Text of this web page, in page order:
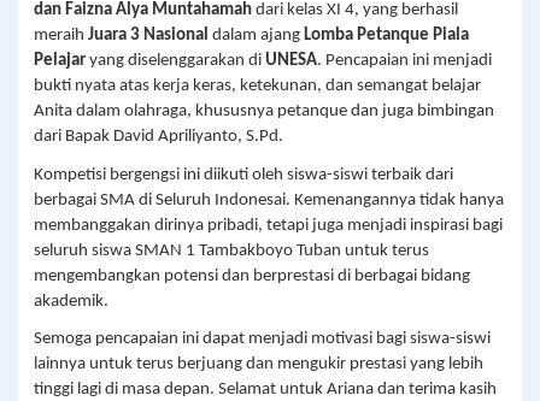
dan Faizna Alya Muntahamah dari kelas XI 4, yang berhasil
meraih Juara 3 Nasional dalam ajang Lomba Petanque Piala
Pelajar yang diselenggarakan di UNESA. Pencapaian ini menjadi
bukti nyata atas kerja keras, ketekunan, dan semangat belajar
Anita dalam olahraga, khususnya petanque dan juga bimbingan
dari Bapak David Apriliyanto, S.Pd.
Kompetisi bergengsi ini diikuti oleh siswa-siswi terbaik dari
berbagai SMA di Seluruh Indonesai. Kemenangannya tidak hanya
membanggakan dirinya pribadi, tetapi juga menjadi inspirasi bagi
seluruh siswa SMAN 1 Tambakboyo Tuban untuk terus
mengembangkan potensi dan berprestasi di berbagai bidang
akademik.
Semoga pencapaian ini dapat menjadi motivasi bagi siswa-siswi
lainnya untuk terus berjuang dan mengukir prestasi yang lebih
tinggi lagi di masa depan. Selamat untuk Ariana dan terima kasih